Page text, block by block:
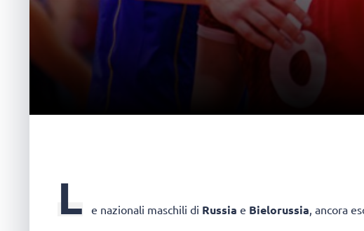
L e nazionali maschili di Russia e Bielorussia , ancora